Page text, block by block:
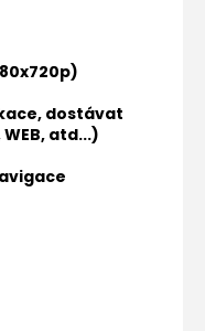
dostávat
atd...)